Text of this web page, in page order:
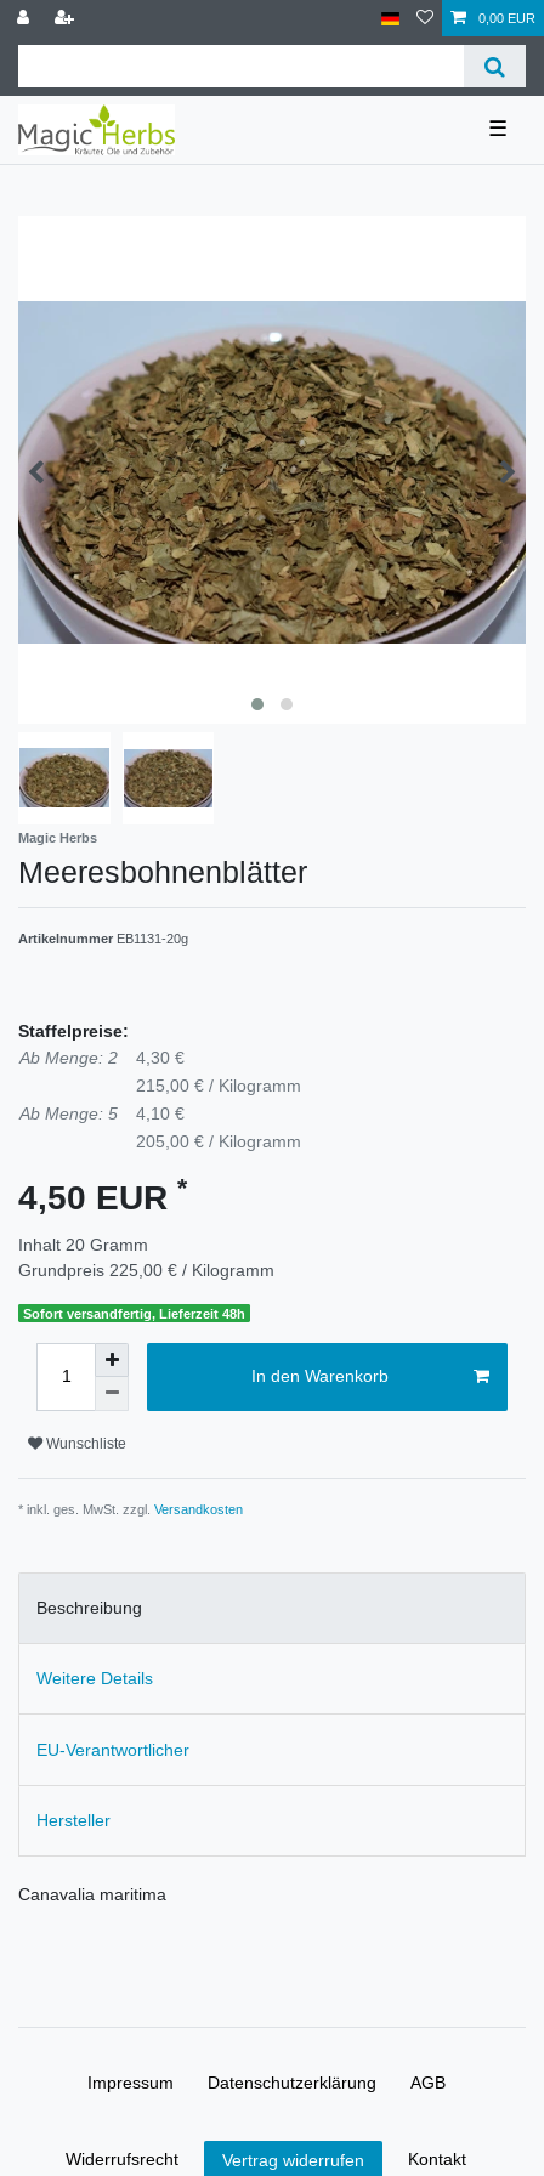
0,00 EUR
☰
Magic Herbs
Meeresbohnenblätter
Artikelnummer EB1131-20g
Staffelpreise:
Ab Menge: 2
4,30 €
215,00 € / Kilogramm
Ab Menge: 5
4,10 €
205,00 € / Kilogramm
4,50 EUR *
Inhalt 20 Gramm
Grundpreis 225,00 € / Kilogramm
Sofort versandfertig, Lieferzeit 48h
In den Warenkorb
Wunschliste
* inkl. ges. MwSt. zzgl. Versandkosten
Beschreibung
Weitere Details
EU-Verantwortlicher
Hersteller
Canavalia maritima
Impressum Daten­schutz­erklärung AGB
Widerrufs­recht Vertrag widerrufen Kontakt